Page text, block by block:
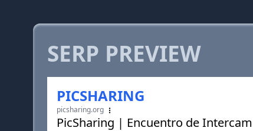
SERP PREVIEW
PICSHARING
picsharing.org
PicSharing | Encuentro de